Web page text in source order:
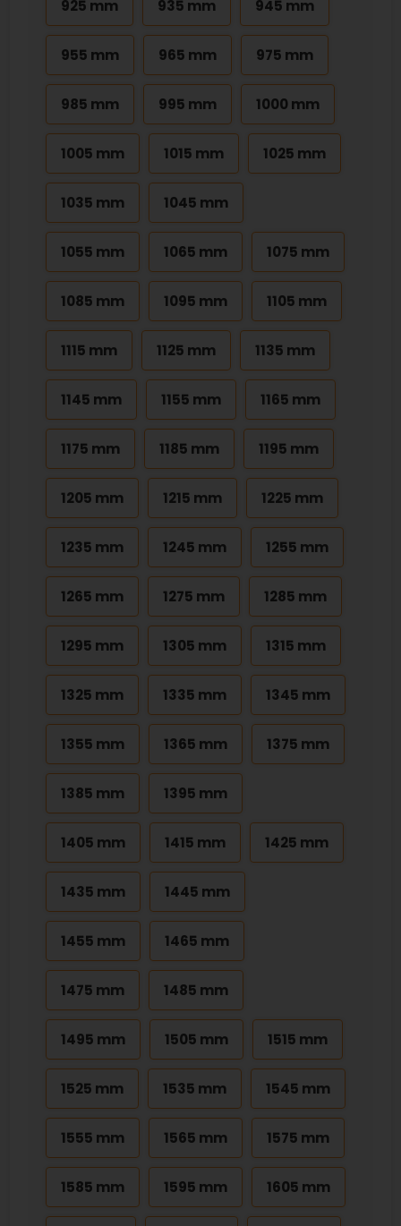
925 mm 935 mm 945 mm
955 mm 965 mm 975 mm
985 mm 995 mm 1000 mm
1005 mm 1015 mm 1025 mm
1035 mm 1045 mm
1055 mm 1065 mm 1075 mm
1085 mm 1095 mm 1105 mm
1115 mm 1125 mm 1135 mm
1145 mm 1155 mm 1165 mm
1175 mm 1185 mm 1195 mm
1205 mm 1215 mm 1225 mm
1235 mm 1245 mm 1255 mm
1265 mm 1275 mm 1285 mm
1295 mm 1305 mm 1315 mm
1325 mm 1335 mm 1345 mm
1355 mm 1365 mm 1375 mm
1385 mm 1395 mm
1405 mm 1415 mm 1425 mm
1435 mm 1445 mm
1455 mm 1465 mm
1475 mm 1485 mm
1495 mm 1505 mm 1515 mm
1525 mm 1535 mm 1545 mm
1555 mm 1565 mm 1575 mm
1585 mm 1595 mm 1605 mm